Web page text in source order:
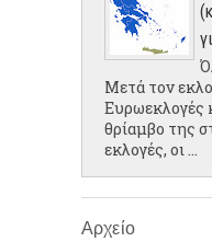
Μετά τον
Ευρωεκλογές
θρίαμβο της
εκλογές, οι ...
Αρχείο